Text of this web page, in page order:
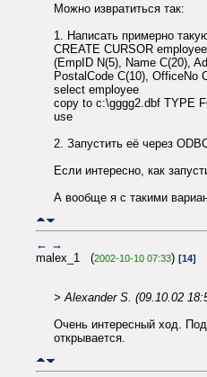
Можно извратиться так:
1. Написать примерно
CREATE CURSOR
(EmpID N(5), Name C(20),
PostalCode C(10), OfficeNo
select employee
copy to c:\gggg2.dbf TYPE
use
2. Запустить её через
Если интересно, как
А вообще я с такими
← →
malex_1 (2002-10-10 07:33) [14]
> Alexander S. (09.10.02
Очень интересный ход.
открывается.